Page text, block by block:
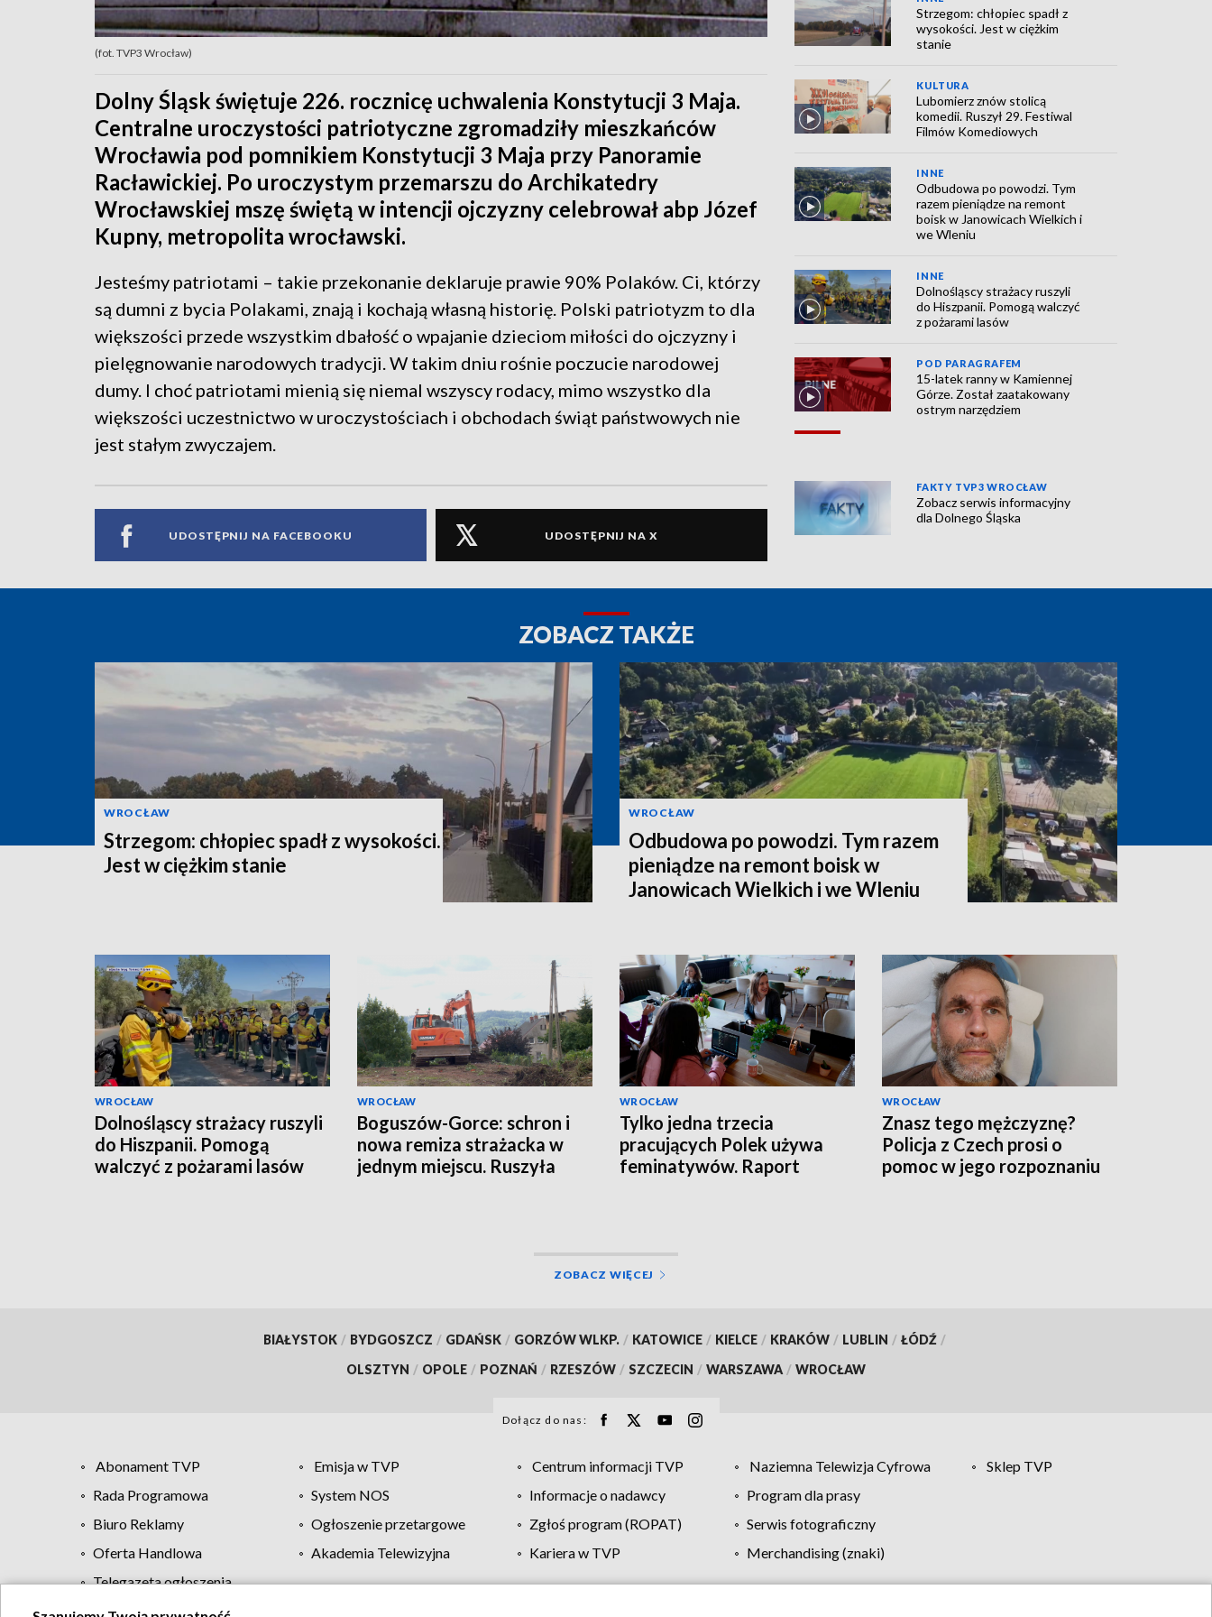
(fot. TVP3 Wrocław)
Dolny Śląsk świętuje 226. rocznicę uchwalenia Konstytucji 3 Maja.
Centralne uroczystości patriotyczne zgromadziły mieszkańców
Wrocławia pod pomnikiem Konstytucji 3 Maja przy Panoramie
Racławickiej. Po uroczystym przemarszu do Archikatedry
Wrocławskiej mszę świętą w intencji ojczyzny celebrował abp Józef
Kupny, metropolita wrocławski.
Jesteśmy patriotami – takie przekonanie deklaruje prawie 90% Polaków. Ci, którzy
są dumni z bycia Polakami, znają i kochają własną historię. Polski patriotyzm to dla
większości przede wszystkim dbałość o wpajanie dzieciom miłości do ojczyzny i
pielęgnowanie narodowych tradycji. W takim dniu rośnie poczucie narodowej
dumy. I choć patriotami mienią się niemal wszyscy rodacy, mimo wszystko dla
większości uczestnictwo w uroczystościach i obchodach świąt państwowych nie
jest stałym zwyczajem.
UDOSTĘPNIJ NA FACEBOOKU UDOSTĘPNIJ NA X
Strzegom: chłopiec spadł z
wysokości. Jest w ciężkim
stanie
KULTURA
Lubomierz znów stolicą
komedii. Ruszył 29. Festiwal
Filmów Komediowych
INNE
Odbudowa po powodzi. Tym
razem pieniądze na remont
boisk w Janowicach Wielkich i
we Wleniu
INNE
Dolnośląscy strażacy ruszyli
do Hiszpanii. Pomogą walczyć
z pożarami lasów
POD PARAGRAFEM
15-latek ranny w Kamiennej
Górze. Został zaatakowany
ostrym narzędziem
FAKTY TVP3 WROCŁAW
Zobacz serwis informacyjny
dla Dolnego Śląska
ZOBACZ TAKŻE
WROCŁAW
Strzegom: chłopiec spadł z wysokości.
Jest w ciężkim stanie
WROCŁAW
Odbudowa po powodzi. Tym razem
pieniądze na remont boisk w
Janowicach Wielkich i we Wleniu
WROCŁAW
Dolnośląscy strażacy ruszyli
do Hiszpanii. Pomogą
walczyć z pożarami lasów
WROCŁAW
Boguszów-Gorce: schron i
nowa remiza strażacka w
jednym miejscu. Ruszyła
WROCŁAW
Tylko jedna trzecia
pracujących Polek używa
feminatywów. Raport
WROCŁAW
Znasz tego mężczyznę?
Policja z Czech prosi o
pomoc w jego rozpoznaniu
ZOBACZ WIĘCEJ
BIAŁYSTOK / BYDGOSZCZ / GDAŃSK / GORZÓW WLKP. / KATOWICE / KIELCE / KRAKÓW / LUBLIN / ŁÓDŹ /
OLSZTYN / OPOLE / POZNAŃ / RZESZÓW / SZCZECIN / WARSZAWA / WROCŁAW
Dołącz do nas:
Abonament TVP Emisja w TVP Centrum informacji TVP Naziemna Telewizja Cyfrowa
Sklep TVP
Rada Programowa
System NOS Informacje o nadawcy
Program dla prasy
Biuro Reklamy
Ogłoszenie przetargowe Zgłoś program (ROPAT)
Serwis fotograficzny
Oferta Handlowa
Akademia Telewizyjna Kariera w TVP
Merchandising (znaki)
Telegazeta ogłoszenia